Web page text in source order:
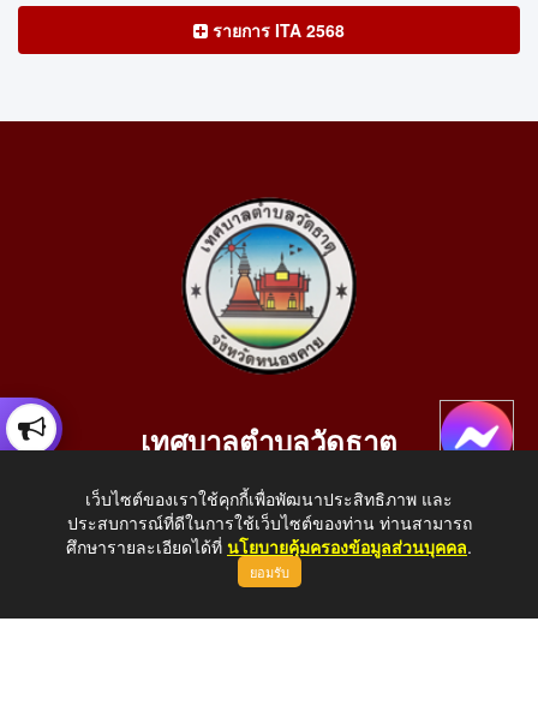
รายการ ITA 2568
เทศบาลตำบลวัดธาตุ
อ.เมือง จ.หนองคาย 43000
โทรศัพท์: 042-414758 โทรสาร: 042-414759
E-Mail: saraban_05430110@dla.go.th
เว็บไซต์ของเราใช้คุกกี้เพื่อพัฒนาประสิทธิภาพ และ
ประสบการณ์ที่ดีในการใช้เว็บไซต์ของท่าน ท่านสามารถ
ศึกษารายละเอียดได้ที่ นโยบายคุ้มครองข้อมูลส่วนบุคคล.
ยอมรับ